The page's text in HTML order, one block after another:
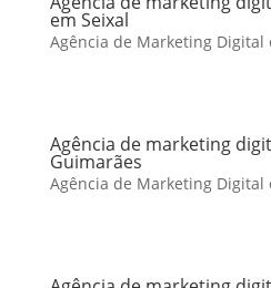
em Seixal
Agência de Marketing Digital
Agência de marketing
Guimarães
Agência de Marketing Digital